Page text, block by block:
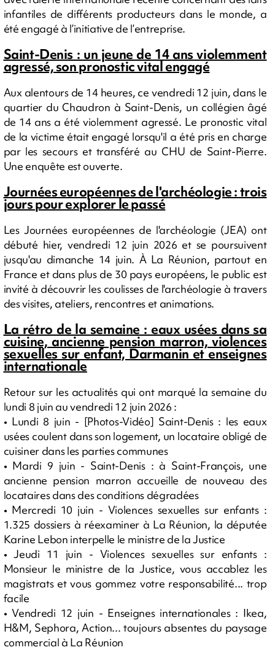
infantiles de différents producteurs dans le monde, a
été engagé à l’initiative de l’entreprise.
Saint-Denis : un jeune de 14 ans violemment
agressé, son pronostic vital engagé
Aux alentours de 14 heures, ce vendredi 12 juin, dans le
quartier du Chaudron à Saint-Denis, un collégien âgé
de 14 ans a été violemment agressé. Le pronostic vital
de la victime était engagé lorsqu'il a été pris en charge
par les secours et transféré au CHU de Saint-Pierre.
Une enquête est ouverte.
Journées européennes de l'archéologie : trois
jours pour explorer le passé
Les Journées européennes de l'archéologie (JEA) ont
débuté hier, vendredi 12 juin 2026 et se poursuivent
jusqu'au dimanche 14 juin. À La Réunion, partout en
France et dans plus de 30 pays européens, le public est
invité à découvrir les coulisses de l'archéologie à travers
des visites, ateliers, rencontres et animations.
La rétro de la semaine : eaux usées dans sa
cuisine, ancienne pension marron, violences
sexuelles sur enfant, Darmanin et enseignes
internationale
Retour sur les actualités qui ont marqué la semaine du
lundi 8 juin au vendredi 12 juin 2026 :
• Lundi 8 juin - [Photos-Vidéo] Saint-Denis : les eaux
usées coulent dans son logement, un locataire obligé de
cuisiner dans les parties communes
• Mardi 9 juin - Saint-Denis : à Saint-François, une
ancienne pension marron accueille de nouveau des
locataires dans des conditions dégradées
• Mercredi 10 juin - Violences sexuelles sur enfants :
1.325 dossiers à réexaminer à La Réunion, la députée
Karine Lebon interpelle le ministre de la Justice
• Jeudi 11 juin - Violences sexuelles sur enfants :
Monsieur le ministre de la Justice, vous accablez les
magistrats et vous gommez votre responsabilité... trop
facile
• Vendredi 12 juin - Enseignes internationales : Ikea,
H&M, Sephora, Action... toujours absentes du paysage
commercial à La Réunion